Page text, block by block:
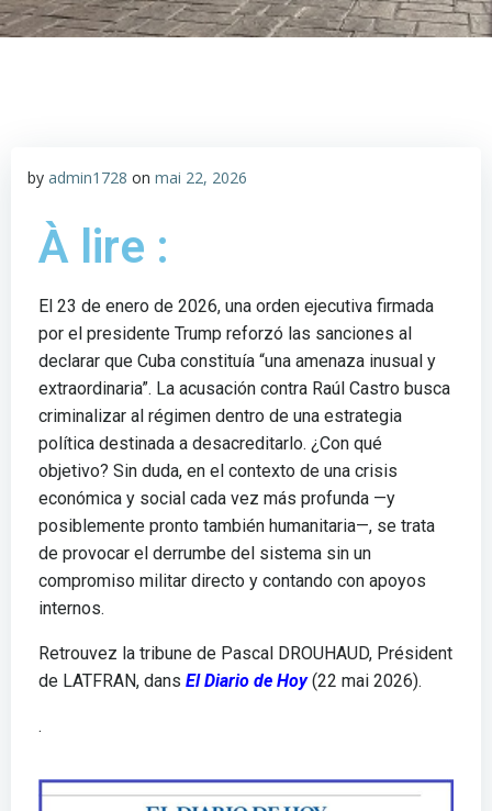
by admin1728 on mai 22, 2026
À lire :
El 23 de enero de 2026, una orden ejecutiva firmada
por el presidente Trump reforzó las sanciones al
declarar que Cuba constituía “una amenaza inusual y
extraordinaria”. La acusación contra Raúl Castro busca
criminalizar al régimen dentro de una estrategia
política destinada a desacreditarlo. ¿Con qué
objetivo? Sin duda, en el contexto de una crisis
económica y social cada vez más profunda —y
posiblemente pronto también humanitaria—, se trata
de provocar el derrumbe del sistema sin un
compromiso militar directo y contando con apoyos
internos.
Retrouvez la tribune de Pascal DROUHAUD, Président
de LATFRAN, dans El Diario de Hoy (22 mai 2026).
.